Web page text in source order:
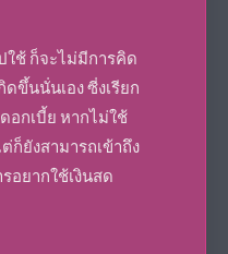
ใช้ ก็จะไม่มีการคิด
ดขึ้นนั่นเอง ซี่งเรียก
อกเบี้ย หากไม่ใช้
ก็ยังสามารถเข้าถึง
อยากใช้เงินสด